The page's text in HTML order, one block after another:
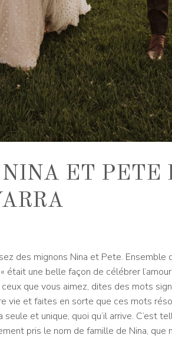
ET PETE
des mignons Nina et Pete.
était une belle façon de célébrer
que vous aimez, dites des mots
vie et faites en sorte que ces mots
et unique, quoi qu’il arrive. C’est
pris le nom de famille de Nina, que